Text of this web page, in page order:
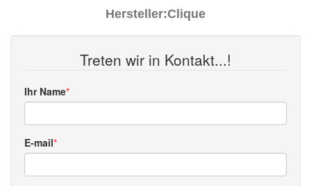
Hersteller:Clique
Treten wir in Kontakt...!
Ihr Name
E-mail